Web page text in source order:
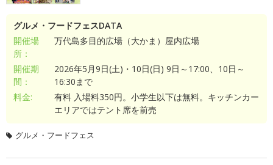
グルメ・フードフェスDATA
開催場
所：
万代島多目的広場（大かま）屋内広場
開催期
間：
2026年5月9日(土)・10日(日) 9日～17:00、10日～
16:30まで
料金:
有料 入場料350円。小学生以下は無料。キッチンカー
エリアではテント席を前売
グルメ・フードフェス